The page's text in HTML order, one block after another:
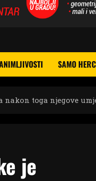
SAMO
a nakon toga njegove
je